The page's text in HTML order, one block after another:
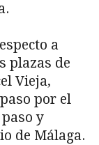
a
plazas de
Vieja,
por el
y
de Málaga.